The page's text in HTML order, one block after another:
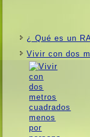
¿ Qué es un
Vivir con dos